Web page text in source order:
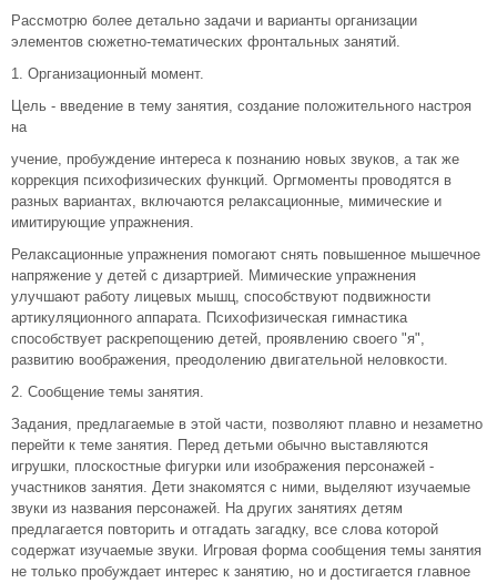
Рассмотрю более детально задачи и варианты организации
элементов сюжетно-тематических фронтальных занятий.
1. Организационный момент.
Цель - введение в тему занятия, создание положительного настроя
на
учение, пробуждение интереса к познанию новых звуков, а так же
коррекция психофизических функций. Оргмоменты проводятся в
разных вариантах, включаются релаксационные, мимические и
имитирующие упражнения.
Релаксационные упражнения помогают снять повышенное мышечное
напряжение у детей с дизартрией. Мимические упражнения
улучшают работу лицевых мышц, способствуют подвижности
артикуляционного аппарата. Психофизическая гимнастика
способствует раскрепощению детей, проявлению своего "я",
развитию воображения, преодолению двигательной неловкости.
2. Сообщение темы занятия.
Задания, предлагаемые в этой части, позволяют плавно и незаметно
перейти к теме занятия. Перед детьми обычно выставляются
игрушки, плоскостные фигурки или изображения персонажей -
участников занятия. Дети знакомятся с ними, выделяют изучаемые
звуки из названия персонажей. На других занятиях детям
предлагается повторить и отгадать загадку, все слова которой
содержат изучаемые звуки. Игровая форма сообщения темы занятия
не только пробуждает интерес к занятию, но и достигается главное